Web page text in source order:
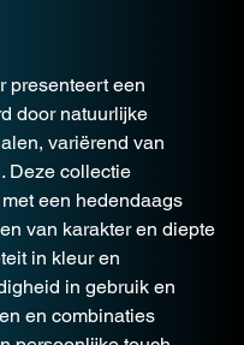
presenteert een
door natuurlijke
variërend van
Deze collectie
een hedendaags
van karakter en diepte
in kleur en
in gebruik en
en combinaties